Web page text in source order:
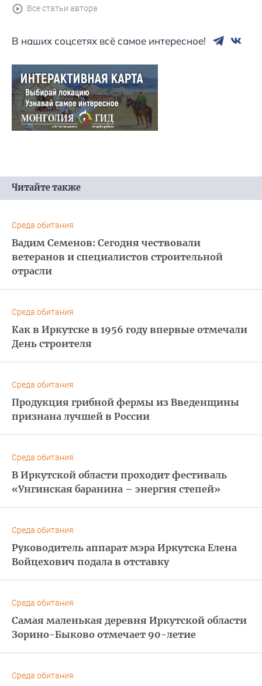
Все статьи автора
В наших соцсетях всё самое интересное!
Читайте также
Среда обитания
Вадим Семенов: Сегодня чествовали
ветеранов и специалистов строительной
отрасли
Среда обитания
Как в Иркутске в 1956 году впервые отмечали
День строителя
Среда обитания
Продукция грибной фермы из Введенщины
признана лучшей в России
Среда обитания
В Иркутской области проходит фестиваль
«Унгинская баранина – энергия степей»
Среда обитания
Руководитель аппарат мэра Иркутска Елена
Войцехович подала в отставку
Среда обитания
Самая маленькая деревня Иркутской области
Зорино-Быково отмечает 90-летие
Среда обитания